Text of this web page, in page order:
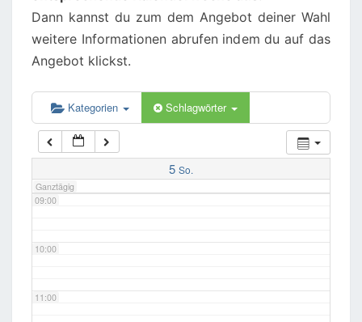
Dann kannst du zum dem Angebot deiner Wahl
weitere Informationen abrufen indem du auf das
Angebot klickst.
Kategorien Schlagwörter
5 So.
Ganztägig
06:00
07:00
08:00
09:00
10:00
11:00